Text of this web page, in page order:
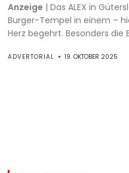
Anzeige | Das ALEX in
Burger-Tempel in einem –
Herz begehrt. Besonders die
ADVERTORIAL 19. OKTOBER 2025